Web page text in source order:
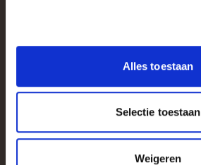
Alles toestaan
Selectie toestaan
Weigeren
Snel naar